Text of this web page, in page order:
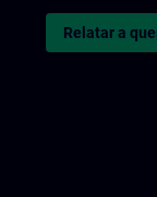
Relatar a